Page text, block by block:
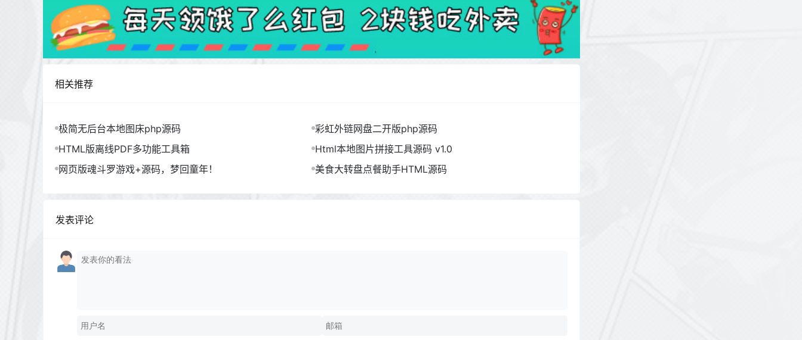
相关推荐
极简无后台本地图床php源码
彩虹外链网盘二开版php源码
HTML版离线PDF多功能工具箱
Html本地图片拼接工具源码 v1.0
网页版魂斗罗游戏+源码，梦回童年！
美食大转盘点餐助手HTML源码
发表评论